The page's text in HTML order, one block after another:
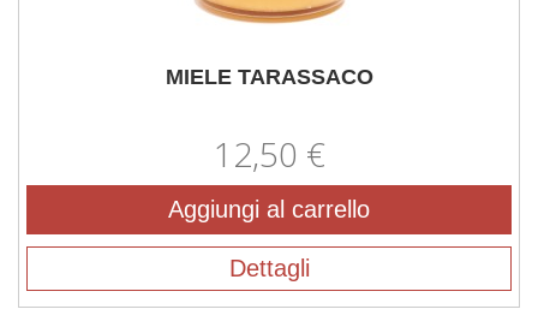
MIELE TARASSACO
12,50 €
Aggiungi al carrello
Dettagli